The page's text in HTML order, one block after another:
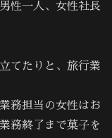
性一人、女性社長
てたりと、旅行業
務担当の女性はお
務終了まで菓子を